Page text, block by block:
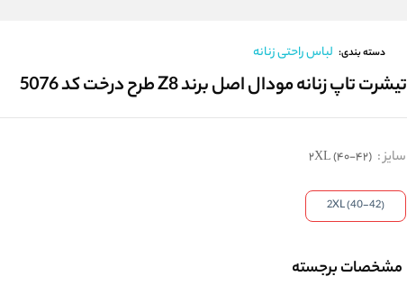
دسته بندی: لباس راحتی زنانه
تیشرت تاپ زنانه مودال اصل برند Z8 طرح درخت کد 5076
سایز:
2XL (40-42)
2XL (40-42)
مشخصات برجسته